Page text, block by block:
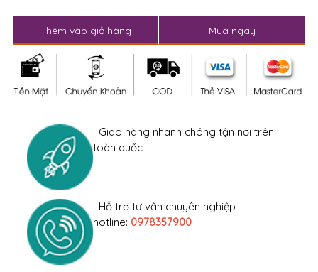
Thêm vào giỏ hàng Mua ngay
Giao hàng nhanh chóng tận nơi trên
toàn quốc
Hỗ trợ tư vấn chuyên nghiệp
hotline: 0978357900